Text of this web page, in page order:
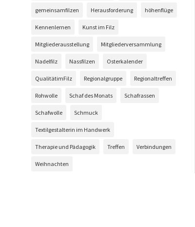
gemeinsamfilzen Herausforderung höhenflüge
Kennenlernen Kunst im Filz
Mitgliederausstellung Mitgliederversammlung
Nadelfilz Nassfilzen Osterkalender
QualitätimFilz Regionalgruppe Regionaltreffen
Rohwolle Schaf des Monats Schafrassen
Schafwolle Schmuck
Textilgestalterin im Handwerk
Therapie und Pädagogik Treffen Verbindungen
Weihnachten